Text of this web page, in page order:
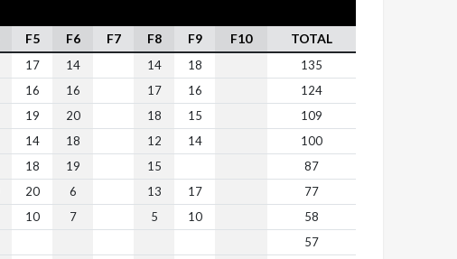
F5 F6 F7 F8 F9 F10 TOTAL
17 14 14 18
135
16 16 17 16
124
19 20 18 15
109
14 18 12 14
100
18 19 15
87
20 6 13 17
77
10 7 5 10
58
57